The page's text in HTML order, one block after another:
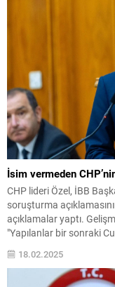
İsim vermeden
CHP lideri Özel, İBB
soruşturma
açıklamalar yaptı.
"Yapılanlar bir sonraki
yönetimine göz dikenlere
işbirlikçileri,...
18.02.2025